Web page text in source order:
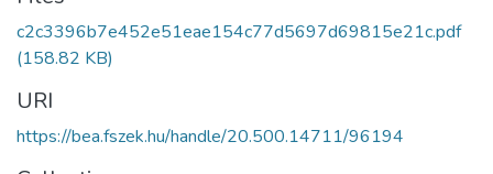
c2c3396b7e452e51eae154c77d5697d69815e21c.pdf
(158.82 KB)
URI
https://bea.fszek.hu/handle/20.500.14711/96194